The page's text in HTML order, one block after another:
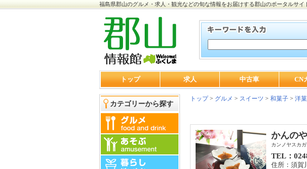
福島県郡山のグルメ・求人・観光などの旬な情報をお届けする郡山のポータルサイ
トップ 求人 中古車 CN
カテゴリーから探す
トップ> グルメ > スイーツ > 和菓子 > 洋
かんの
カンノヤスカ
TEL：
住所：須賀